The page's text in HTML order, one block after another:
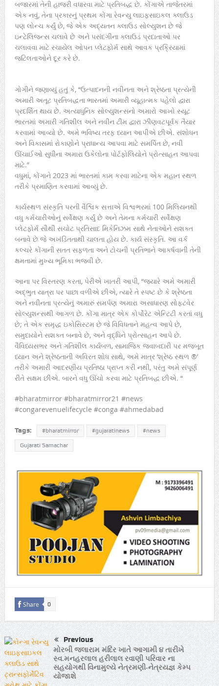
બજારમાં તેની હાજરી વધારવા માટે પ્રતિબદ્ધ છે. કોંગાએ તાજેતરમાં
એક નવું, તેના પ્રકારનું પ્રથમ કોંગા રેવન્યુ લાઇફસાઇકલ ક્લાઉડ
પણ લોન્ચ કર્યું છે, જે એક અદ્યતન ક્લાઉડ સોલ્યુશન છે જે
ઇન્ટેલિજન્સ ચલાવે છે અને પસંદગીના ક્લાઉડ પ્રદાતાઓ પર
ચલાવવા માટે રચાયેલ ઓપન પ્લેટફોર્મ સાથે આવક પ્રક્રિયામાં
જટિલતાઓને દૂર કરે છે.
ગોગીને જણાવ્યું હતું કે, “ઉત્પાદનની નવીનતા અને શ્રેષ્ઠતા પ્રત્યેની
અમારી અતૂટ પ્રતિબદ્ધતા ભારતમાં અમારી વ્યૂહાત્મક પહેલો દ્વારા
પ્રદર્શિત થાય છે. અત્યાધુનિક સોલ્યુશન્સનો અમારો આખો સ્યૂટ
ભારતમાં અમારી ગતિશીલ અને નવીન ટીમ દ્વારા ઝીણવટપૂર્વક તૈયાર
કરવામાં આવ્યો છે. અમે ભવિષ્ય તરફ ધ્યાન આપીએ છીએ. સંશોધન
અને વિકાસમાં રોકાણોને પ્રાધાન્ય આપવા માટે સમર્પિત છે, નવી
ઊંચાઈઓ સુધીના અમારા ઉકેલોના પોર્ટફોલિયોને પ્રોત્સાહન આપવા
માટે.”
વધુમાં, કોંગાને 2023 માં ભારતમાં કામ કરવા માટેના એક મહાન સ્થળ
તરીકે પ્રમાણિત કરવામાં આવ્યું છે.
કાર્યસ્થળ સંસ્કૃતિ પરની વૈશ્વિક સત્તાએ વિશ્વભરમાં 100 મિલિયનથી
વધુ કર્મચારીઓનું સર્વેક્ષણ કર્યું છે અને તેમના કર્મચારી સર્વેક્ષણ
પ્લેટફોર્મ સૌથી સચોટ પ્રતિસાદ મિકેનિઝમ સાથે નેતાઓને સશક્ત
બનાવે છે જે અખંડિતતાથી ચાલતા હોય છે. કાર્ય સંસ્કૃતિ. આ વર્ક
કલ્ચરે કોંગાની સતત સફળતા અને ટોચની પ્રતિભાને આકર્ષવાની તેની
ક્ષમતામાં મુખ્ય ભૂમિકા ભજવી છે.
આના પર વિસ્તરણ કરતા, પેરીએ ખાતરી આપી, “જ્યારે અમે અમારી
અદ્ભુત યાત્રા પર પાછા વળીએ છીએ, ત્યારે તે સ્પષ્ટ છે કે શ્રેષ્ઠતા
અને નવીનતા પ્રત્યેનું અમારું સમર્પણ અમારા અસાધારણ સોફ્ટવેર
સોલ્યુશન્સથી આગળ છે. કોંગા માત્ર એક કોર્પોરેટ એન્ટિટી કરતાં વધુ
છે; તે એક સમૃદ્ધ ઇકોસિસ્ટમ છે જે વિવિધતાને મહત્વ આપે છે,
સમુદાયોને સશક્ત બનાવે છે, અને વૃદ્ધિને પ્રોત્સાહન આપે છે.
વૈવિધ્યસભર અને ગતિશીલ કાર્યબળ, સામાજિક જવાબદારી પર મજબૂત
ધ્યાન અને શ્રેષ્ઠતાની અવિરત શોધ સાથે, અમે માત્ર ‘શ્રેષ્ઠ સ્થળ ®’
તરીકે અમારી આદરણીય પ્રતિષ્ઠા પ્રાપ્ત કરી નથી, પરંતુ અમે સંપૂર્ણ
રીતે સક્ષમ છીએ. બારને વધુ ઊંચો કરવા માટે પ્રતિબદ્ધ છીએ. “
#bharatmirror #bharatmirror21 #news
#congarevenuelifecycle #conga #ahmedabad
Tags: #bharatmirror #gujaratinews #news
Gujarati Samachar
Share 0
Previous
મોરબી જલારામ મંદિર ખાતે આગામી ૪ તારીખે
સ્વ.મનહરલાલ હરીલાલ રવાણી પરિવાર ના
સહયોગથી વિનામુલ્યે નેત્રમણી-નેત્રયજ્ઞ કેમ્પ
યોજાશે